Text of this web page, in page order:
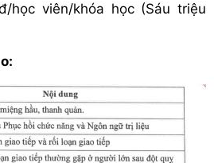
học viên/khóa học (Sáu triệu